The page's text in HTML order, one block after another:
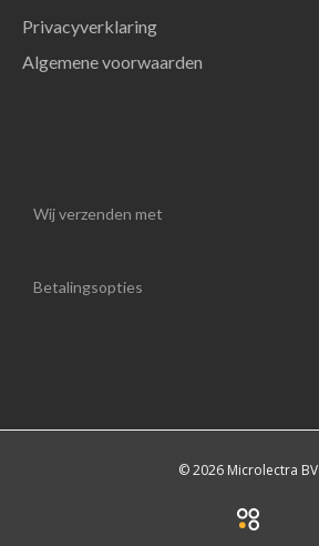
Privacyverklaring
Algemene voorwaarden
Wij verzenden met
Betalingsopties
© 2026 Microlectra BV